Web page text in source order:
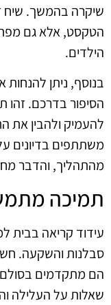
שיקרה בהמשך. שיח
הטקסט, אלא גם
הילדים.
בנוסף, ניתן
הסיפור בדרכם. זהו
להעמיק ולהבין את
משתתפים בדיונים
מהתהליך, והדבר
תמיכה
עידוד קריאה בבית
סבלנות והשקעה.
הם מתקדמים בסולם
שאלות על העלילה